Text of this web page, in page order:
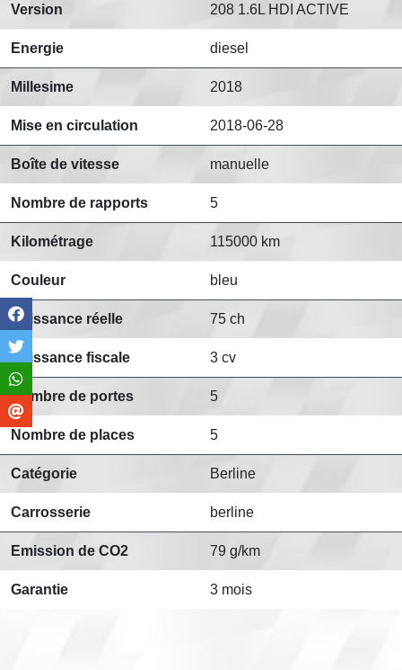
Version 208 1.6L HDI ACTIVE
Energie diesel
Millesime 2018
Mise en circulation 2018-06-28
Boîte de vitesse manuelle
Nombre de rapports 5
Kilométrage 115000 km
Couleur bleu
Puissance réelle 75 ch
Puissance fiscale 3 cv
Nombre de portes 5
Nombre de places 5
Catégorie Berline
Carrosserie berline
Emission de CO2 79 g/km
Garantie 3 mois